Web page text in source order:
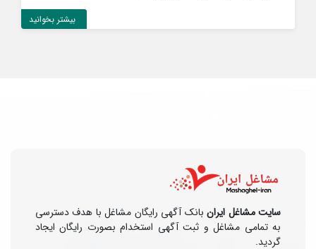
بیشتر بخوانید
سایت مشاغل ایرانبانک آگهی رایگان مشاغل با هدف دسترسی
به تمامی مشاغل و ثبت آگهی استخدام بصورت رایگان ایجاد
گردید.